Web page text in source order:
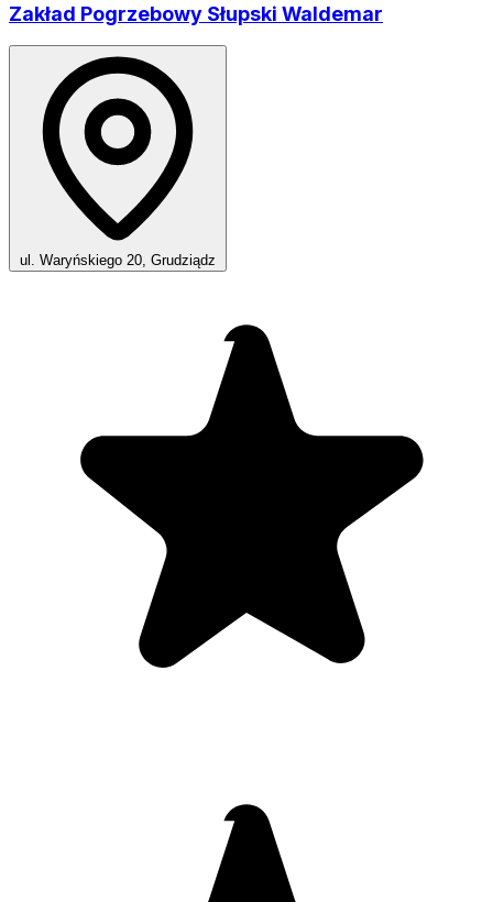
Zakład Pogrzebowy Słupski Waldemar
ul. Waryńskiego 20, Grudziądz